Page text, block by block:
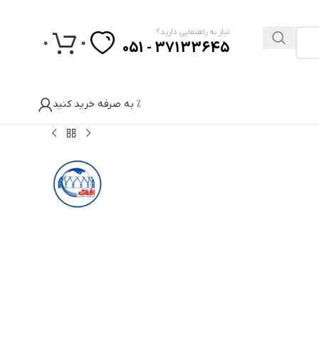
نیاز به راهنمایی دارید؟
37133645 - 051
0
0
% به صرفه خرید کنید